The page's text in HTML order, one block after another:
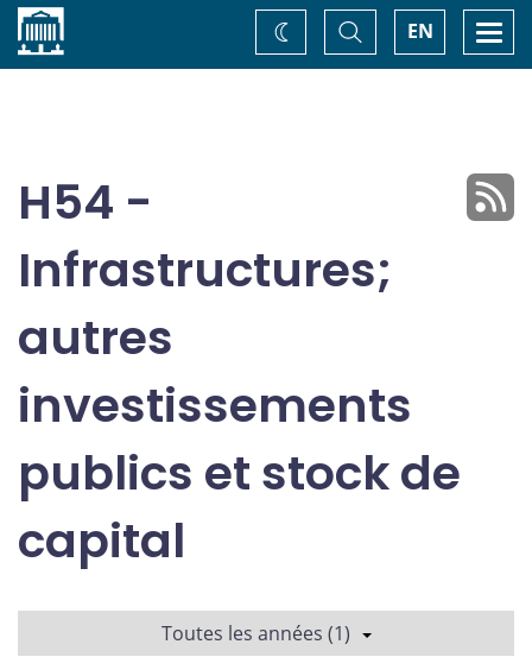
Accueil EN
Basculer
la
recherche
Changez
de
H54 -
Infrastructures;
autres
investissements
publics et stock de
capital
Toutes les années (1)